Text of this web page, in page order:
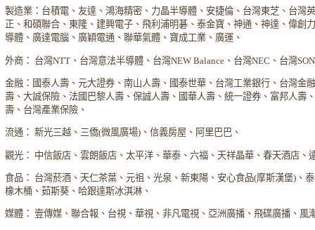
製造業：台積電、友達、鴻海精密、力晶半導體、安捷倫、台灣東芝、台灣
正、和碩聯合、東隆、建興電子、飛利浦明碁、泰金寶、神通、神達、偉創
導體、廣達電腦、廣穎電通、聯華氣體、寶成工業、廣運、
外商： 台灣NTT、台灣意法半導體、台灣NEW Balance、台灣NEC、台灣
金融：國泰人壽、元大證券、南山人壽、國泰世華、台灣工業銀行、台灣金
壽、大誠保險、法國巴黎人壽、保誠人壽、國華人壽、統一證券、富邦人壽
壽、台灣產業保險、
流通： 新光三越、三僑(微風廣場)、信義房屋、阿里巴巴、
觀光： 中信飯店、雲朗飯店、太平洋、華泰、六福、天祥晶華、春天酒店、
食品： 台灣菸酒、天仁茶葉、元祖、光泉、新東陽、安心食品(摩斯漢堡)、
橡木桶、茹斯葵、哈跟達斯冰淇淋、
媒體： 壹傳媒、聯合報、台視、華視、非凡電視、亞洲廣播、飛碟廣播、風